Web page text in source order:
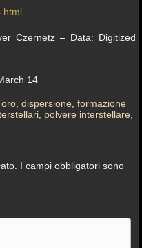
Czernetz – Data: Digitized
14
,dispersione ,formazione
polvere interstellare
I campi obbligatori sono